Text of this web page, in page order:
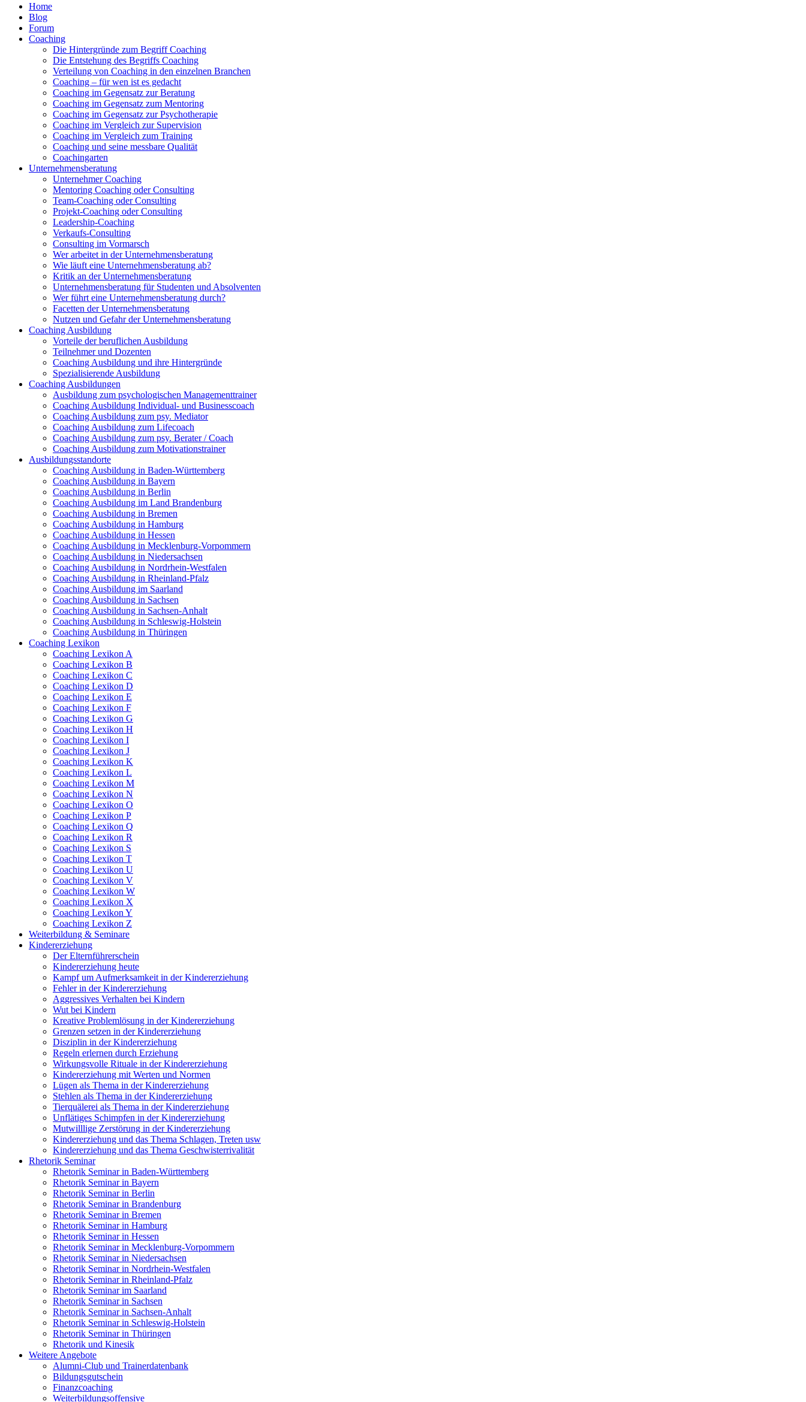
Home
Blog
Forum
Coaching
Die Hintergründe zum Begriff Coaching
Die Entstehung des Begriffs Coaching
Verteilung von Coaching in den einzelnen Branchen
Coaching – für wen ist es gedacht
Coaching im Gegensatz zur Beratung
Coaching im Gegensatz zum Mentoring
Coaching im Gegensatz zur Psychotherapie
Coaching im Vergleich zur Supervision
Coaching im Vergleich zum Training
Coaching und seine messbare Qualität
Coachingarten
Unternehmensberatung
Unternehmer Coaching
Mentoring Coaching oder Consulting
Team-Coaching oder Consulting
Projekt-Coaching oder Consulting
Leadership-Coaching
Verkaufs-Consulting
Consulting im Vormarsch
Wer arbeitet in der Unternehmensberatung
Wie läuft eine Unternehmensberatung ab?
Kritik an der Unternehmensberatung
Unternehmensberatung für Studenten und Absolventen
Wer führt eine Unternehmensberatung durch?
Facetten der Unternehmensberatung
Nutzen und Gefahr der Unternehmensberatung
Coaching Ausbildung
Vorteile der beruflichen Ausbildung
Teilnehmer und Dozenten
Coaching Ausbildung und ihre Hintergründe
Spezialisierende Ausbildung
Coaching Ausbildungen
Ausbildung zum psychologischen Managementtrainer
Coaching Ausbildung Individual- und Businesscoach
Coaching Ausbildung zum psy. Mediator
Coaching Ausbildung zum Lifecoach
Coaching Ausbildung zum psy. Berater / Coach
Coaching Ausbildung zum Motivationstrainer
Ausbildungsstandorte
Coaching Ausbildung in Baden-Württemberg
Coaching Ausbildung in Bayern
Coaching Ausbildung in Berlin
Coaching Ausbildung im Land Brandenburg
Coaching Ausbildung in Bremen
Coaching Ausbildung in Hamburg
Coaching Ausbildung in Hessen
Coaching Ausbildung in Mecklenburg-Vorpommern
Coaching Ausbildung in Niedersachsen
Coaching Ausbildung in Nordrhein-Westfalen
Coaching Ausbildung in Rheinland-Pfalz
Coaching Ausbildung im Saarland
Coaching Ausbildung in Sachsen
Coaching Ausbildung in Sachsen-Anhalt
Coaching Ausbildung in Schleswig-Holstein
Coaching Ausbildung in Thüringen
Coaching Lexikon
Coaching Lexikon A
Coaching Lexikon B
Coaching Lexikon C
Coaching Lexikon D
Coaching Lexikon E
Coaching Lexikon F
Coaching Lexikon G
Coaching Lexikon H
Coaching Lexikon I
Coaching Lexikon J
Coaching Lexikon K
Coaching Lexikon L
Coaching Lexikon M
Coaching Lexikon N
Coaching Lexikon O
Coaching Lexikon P
Coaching Lexikon Q
Coaching Lexikon R
Coaching Lexikon S
Coaching Lexikon T
Coaching Lexikon U
Coaching Lexikon V
Coaching Lexikon W
Coaching Lexikon X
Coaching Lexikon Y
Coaching Lexikon Z
Weiterbildung & Seminare
Kindererziehung
Der Elternführerschein
Kindererziehung heute
Kampf um Aufmerksamkeit in der Kindererziehung
Fehler in der Kindererziehung
Aggressives Verhalten bei Kindern
Wut bei Kindern
Kreative Problemlösung in der Kindererziehung
Grenzen setzen in der Kindererziehung
Disziplin in der Kindererziehung
Regeln erlernen durch Erziehung
Wirkungsvolle Rituale in der Kindererziehung
Kindererziehung mit Werten und Normen
Lügen als Thema in der Kindererziehung
Stehlen als Thema in der Kindererziehung
Tierquälerei als Thema in der Kindererziehung
Unflätiges Schimpfen in der Kindererziehung
Mutwilllige Zerstörung in der Kindererziehung
Kindererziehung und das Thema Schlagen, Treten usw
Kindererziehung und das Thema Geschwisterrivalität
Rhetorik Seminar
Rhetorik Seminar in Baden-Württemberg
Rhetorik Seminar in Bayern
Rhetorik Seminar in Berlin
Rhetorik Seminar in Brandenburg
Rhetorik Seminar in Bremen
Rhetorik Seminar in Hamburg
Rhetorik Seminar in Hessen
Rhetorik Seminar in Mecklenburg-Vorpommern
Rhetorik Seminar in Niedersachsen
Rhetorik Seminar in Nordrhein-Westfalen
Rhetorik Seminar in Rheinland-Pfalz
Rhetorik Seminar im Saarland
Rhetorik Seminar in Sachsen
Rhetorik Seminar in Sachsen-Anhalt
Rhetorik Seminar in Schleswig-Holstein
Rhetorik Seminar in Thüringen
Rhetorik und Kinesik
Weitere Angebote
Alumni-Club und Trainerdatenbank
Bildungsgutschein
Finanzcoaching
Weiterbildungsoffensive